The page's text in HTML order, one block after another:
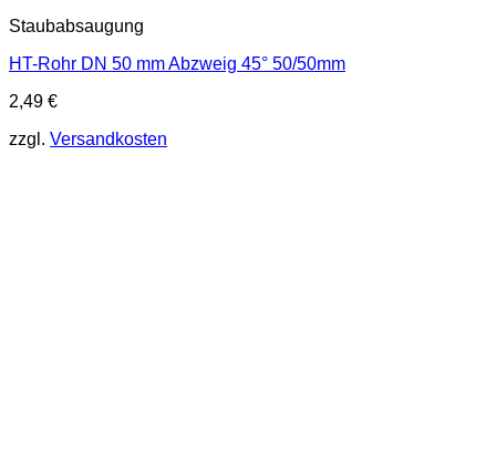
Staubabsaugung
HT-Rohr DN 50 mm Abzweig 45° 50/50mm
2,49 €
zzgl. Versandkosten